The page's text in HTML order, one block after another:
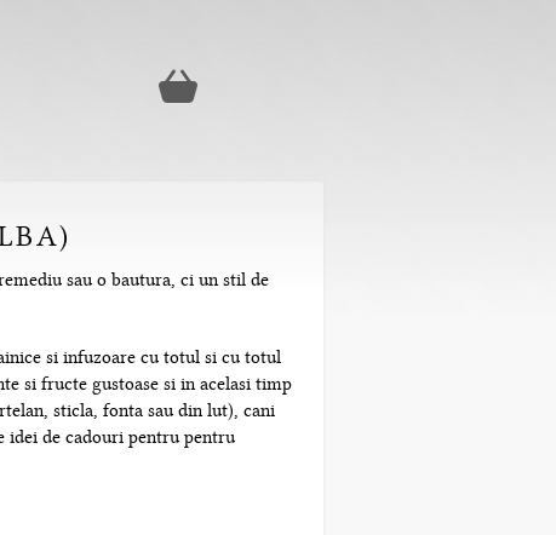
sau o bautura, ci un stil de
si infuzoare cu totul si cu totul
si fructe gustoase si in acelasi timp
sticla, fonta sau din lut), cani
idei de cadouri pentru pentru